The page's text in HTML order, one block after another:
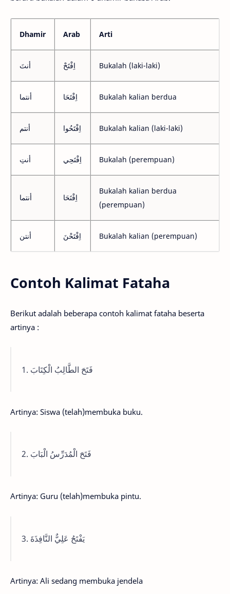
Dhamir Arab Arti
أنتَ اِفْتَحْ Bukalah (laki-laki)
أنتما اِفْتَحَا Bukalah kalian berdua
أنتم اِفْتَحُوا Bukalah kalian (laki-laki)
أنتِ اِفْتَحِي Bukalah (perempuan)
أنتما اِفْتَحَا
Bukalah kalian berdua
(perempuan)
أنتن اِفْتَحْنَ Bukalah kalian (perempuan)
Contoh Kalimat Fataha
Berikut adalah beberapa contoh kalimat fataha beserta
artinya :
1. فَتَحَ الطَّالِبُ الْكِتَابَ
Artinya: Siswa (telah)membuka buku.
2. فَتَحَ الْمُدَرِّسُ الْبَابَ
Artinya: Guru (telah)membuka pintu.
3. يَفْتَحُ عَلِيٌّ النَّافِذَةَ
Artinya: Ali sedang membuka jendela